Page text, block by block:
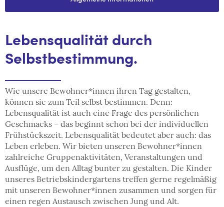
Lebensqualität durch
Selbstbestimmung.
Wie unsere Bewohner*innen ihren Tag gestalten,
können sie zum Teil selbst bestimmen. Denn:
Lebensqualität ist auch eine Frage des persönlichen
Geschmacks – das beginnt schon bei der individuellen
Frühstückszeit. Lebensqualität bedeutet aber auch: das
Leben erleben. Wir bieten unseren Bewohner*innen
zahlreiche Gruppenaktivitäten, Veranstaltungen und
Ausflüge, um den Alltag bunter zu gestalten. Die Kinder
unseres Betriebskindergartens treffen gerne regelmäßig
mit unseren Bewohner*innen zusammen und sorgen für
einen regen Austausch zwischen Jung und Alt.